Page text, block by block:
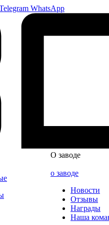
WhatsApp
О заводе
о заводе
Новости
Отзывы
Награды
Наша